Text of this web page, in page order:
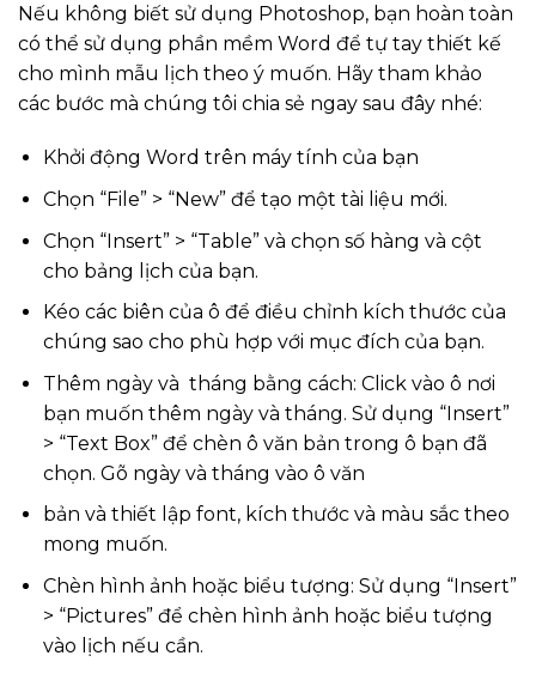
Nếu không biết sử dụng Photoshop, bạn hoàn toàn
có thể sử dụng phần mềm Word để tự tay thiết kế
cho mình mẫu lịch theo ý muốn. Hãy tham khảo
các bước mà chúng tôi chia sẻ ngay sau đây nhé:
Khởi động Word trên máy tính của bạn
Chọn “File” > “New” để tạo một tài liệu mới.
Chọn “Insert” > “Table” và chọn số hàng và cột
cho bảng lịch của bạn.
Kéo các biên của ô để điều chỉnh kích thước của
chúng sao cho phù hợp với mục đích của bạn.
Thêm ngày và tháng bằng cách: Click vào ô nơi
bạn muốn thêm ngày và tháng. Sử dụng “Insert”
> “Text Box” để chèn ô văn bản trong ô bạn đã
chọn. Gõ ngày và tháng vào ô văn
bản và thiết lập font, kích thước và màu sắc theo
mong muốn.
Chèn hình ảnh hoặc biểu tượng: Sử dụng “Insert”
> “Pictures” để chèn hình ảnh hoặc biểu tượng
vào lịch nếu cần.